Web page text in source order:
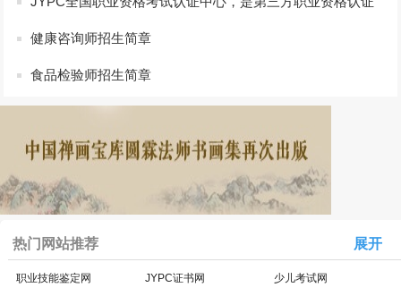
健康咨询师招生简章
食品检验师招生简章
热门网站推荐 展开
职业技能鉴定网 JYPC证书网 少儿考试网